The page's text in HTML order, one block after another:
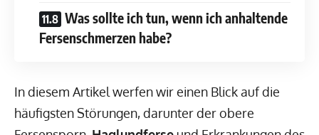
Was sollte ich tun, wenn ich anhaltende
Fersenschmerzen habe?
In diesem Artikel werfen wir einen Blick auf die
häufigsten Störungen, darunter der obere